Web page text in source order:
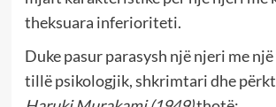
theksuara inferioriteti.
Duke pasur parasysh një njeri me
tillë psikologjik, shkrimtari dhe